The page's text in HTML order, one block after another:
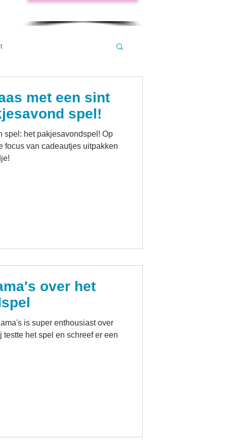
met een sint
spel!
spel: het pakjesavondspel! Op
focus van cadeautjes uitpakken
over het
is super enthousiast over
het spel en schreef er een